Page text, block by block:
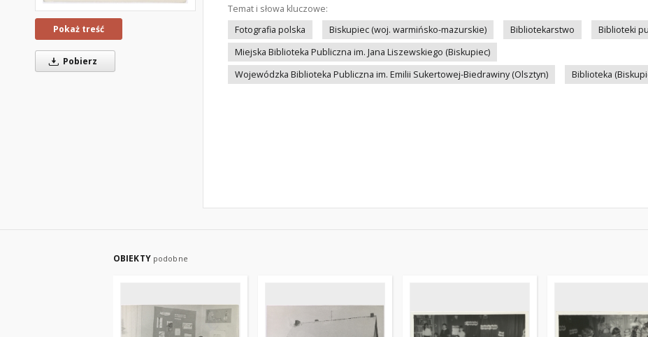
Pokaż treść
Pobierz
Temat i słowa kluczowe:
Fotografia polska
Biskupiec (woj. warmińsko-mazurskie) Bibliotekarstwo
Biblioteki
Miejska Biblioteka Publiczna im. Jana Liszewskiego (Biskupiec)
Wojewódzka Biblioteka Publiczna im. Emilii Sukertowej-Biedrawiny (Olsztyn)
Biblioteka
OBIEKTY podobne